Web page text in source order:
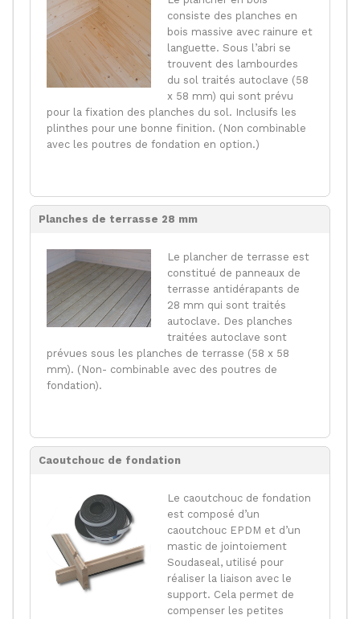
consiste des planches en
bois massive avec rainure et
languette. Sous l’abri se
trouvent des lambourdes
du sol traités autoclave (58
x 58 mm) qui sont prévu
pour la fixation des planches du sol. Inclusifs les
plinthes pour une bonne finition. (Non combinable
avec les poutres de fondation en option.)
Planches de terrasse 28 mm
Le plancher de terrasse est
constitué de panneaux de
terrasse antidérapants de
28 mm qui sont traités
autoclave. Des planches
traitées autoclave sont
prévues sous les planches de terrasse (58 x 58
mm). (Non- combinable avec des poutres de
fondation).
Caoutchouc de fondation
Le caoutchouc de fondation
est composé d’un
caoutchouc EPDM et d’un
mastic de jointoiement
Soudaseal, utilisé pour
réaliser la liaison avec le
support. Cela permet de
compenser les petites